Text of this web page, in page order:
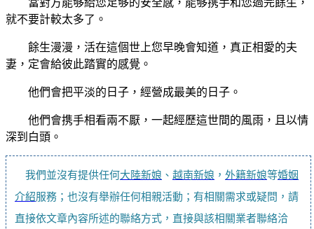
當對方能够給您足够的安全感，能够携手和您過完餘生，
就不要計較太多了。
餘生漫漫，活在這個世上您早晚會知道，真正相愛的夫
妻，定會給彼此踏實的感覺。
他們會把平淡的日子，經營成最美的日子。
他們會携手相看兩不厭，一起經歷這世間的風雨，且以情
深到白頭。
我們並沒有提供任何大陸新娘 、 越南新娘 ， 外籍新娘等婚姻
介紹服務；也沒有舉辦任何相親活動；有相關需求或疑問，請
直接依文章內容所述的聯絡方式，直接與該相關業者聯絡洽